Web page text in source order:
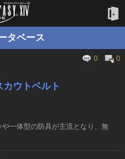
タベース
0
0
ウトベルト
一体型の防具が主流となり、無